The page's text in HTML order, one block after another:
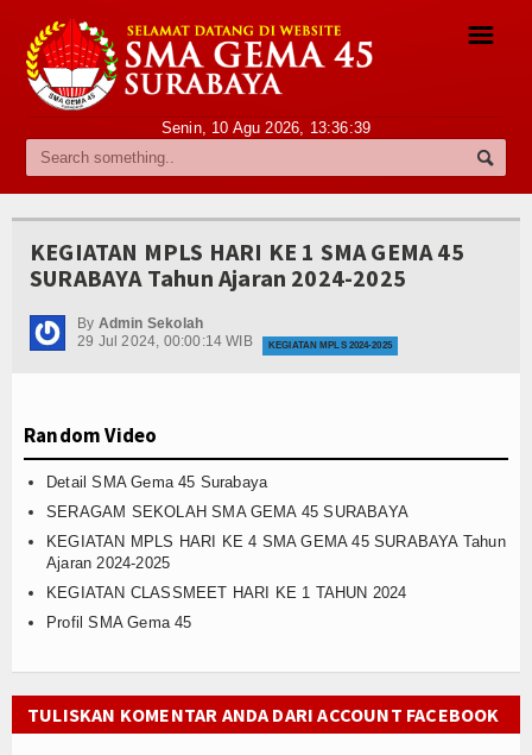
Profile
Sambutan Kepala Sekolah
Sejarah Singkat
Struktur Organisasi
Daftar Guru
Daftar Staf
Program Sekolah
Humas
☰
Senin, 10 Agu 2026, 13:36:40
KEGIATAN MPLS HARI KE 1 SMA GEMA 45
SURABAYA Tahun Ajaran 2024-2025
By Admin Sekolah
29 Jul 2024, 00:00:14 WIB
KEGIATAN MPLS 2024-2025
Random Video
Detail SMA Gema 45 Surabaya
SERAGAM SEKOLAH SMA GEMA 45 SURABAYA
KEGIATAN MPLS HARI KE 4 SMA GEMA 45 SURABAYA Tahun
Ajaran 2024-2025
KEGIATAN CLASSMEET HARI KE 1 TAHUN 2024
Profil SMA Gema 45
TULISKAN KOMENTAR ANDA DARI ACCOUNT FACEBOOK